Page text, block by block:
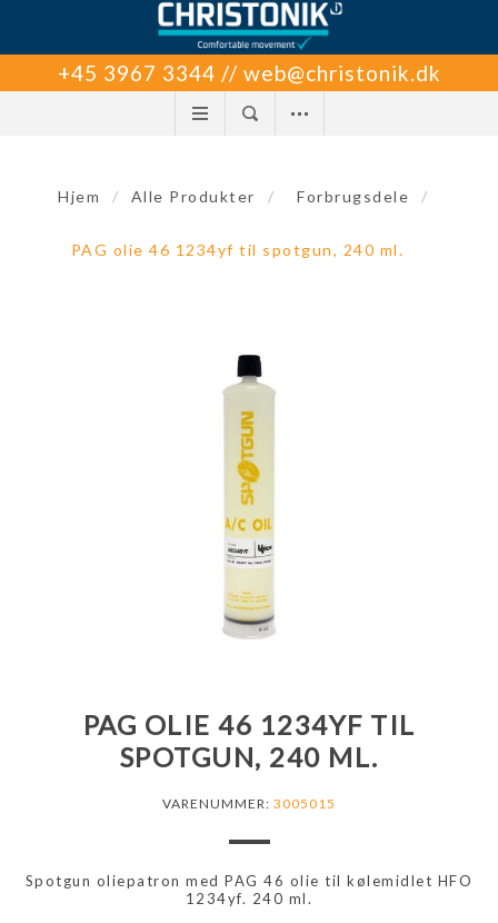
+45 3967 3344 // web@christonik.dk
Hjem / Alle Produkter / Forbrugsdele /
PAG olie 46 1234yf til spotgun, 240 ml.
PAG OLIE 46 1234YF TIL
SPOTGUN, 240 ML.
VARENUMMER: 3005015
Spotgun oliepatron med PAG 46 olie til kølemidlet HFO
1234yf. 240 ml.